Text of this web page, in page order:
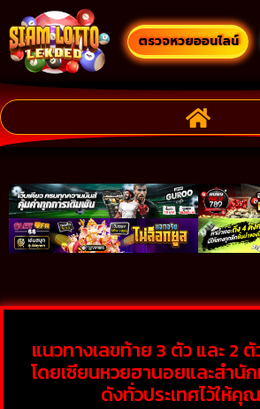
ตรวจหวยออนไลน์
แนวทางเลขท้าย 3 ตัว และ 2
โดยเซียนหวยฮานอยและสำนั
ดังทั่วประเทศไว้ให้คุ